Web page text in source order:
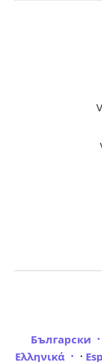
Български
Ελληνικά ·